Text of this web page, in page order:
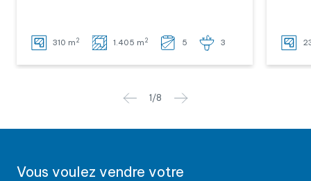
310 m 2 1.405 m 2 5 3
1 /8
Vous voulez vendre votre